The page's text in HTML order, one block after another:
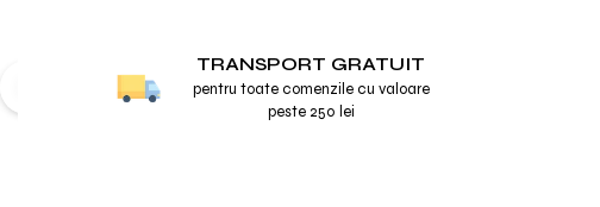
TRANSPORT GRATUIT
pentru toate comenzile cu valoare
peste 250 lei